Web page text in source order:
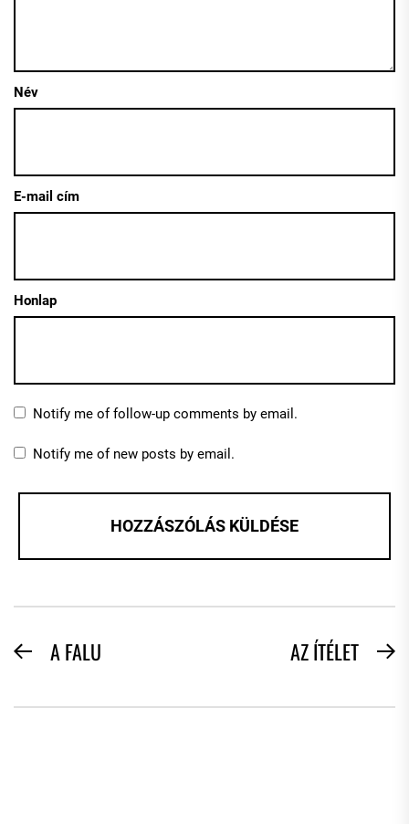
Név
E-mail cím
Honlap
Notify me of follow-up comments by email.
Notify me of new posts by email.
BEJEGYZÉS
PreviousA FALU AZ ÍTÉLET